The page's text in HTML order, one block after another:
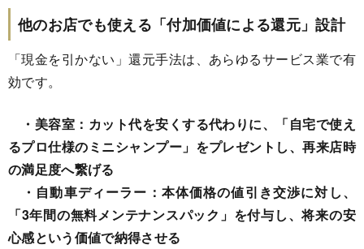
他のお店でも使える「付加価値による還元」設計
「現金を引かない」還元手法は、あらゆるサービス業で有
効です。
・美容室：カット代を安くする代わりに、「自宅で使え
るプロ仕様のミニシャンプー」をプレゼントし、再来店時
の満足度へ繋げる
・自動車ディーラー：本体価格の値引き交渉に対し、
「3年間の無料メンテナンスパック」を付与し、将来の安
心感という価値で納得させる